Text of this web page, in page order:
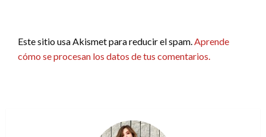
Este sitio usa Akismet para reducir el spam. Aprende
cómo se procesan los datos de tus comentarios.